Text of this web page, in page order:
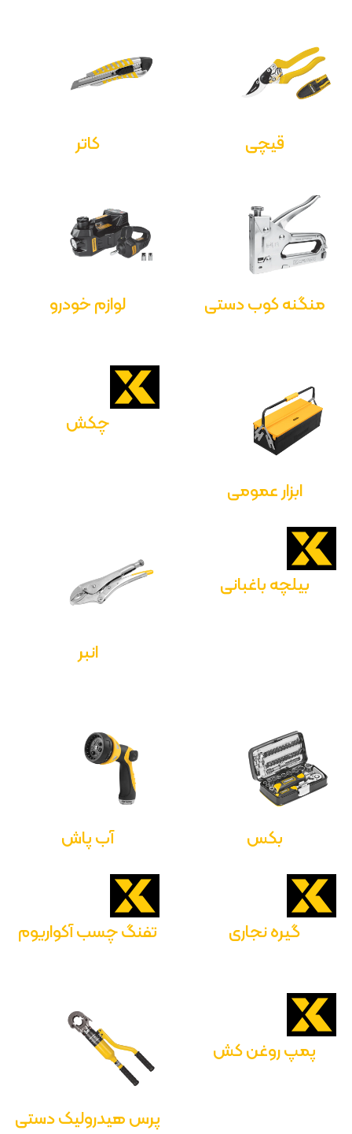
قیچی کاتر
منگنه کوب دستی لوازم خودرو
ابزار عمومی
چکش
بیلچه باغبانی
انبر
بکس آب پاش
گیره نجاری تفنگ چسب آکواریوم
پمپ روغن کش
پرس هیدرولیک دستی